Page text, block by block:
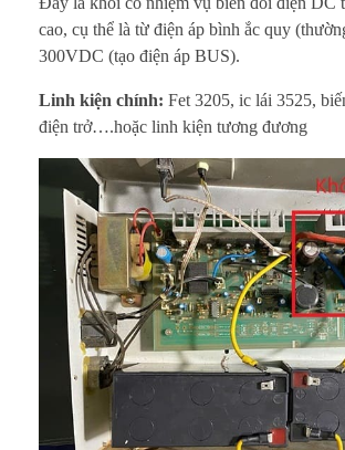
cao, cụ thể là từ điện áp bình ắc quy
300VDC (tạo điện áp BUS).
Linh kiện chính: Fet 3205, ic lái 3525,
điện trở….hoặc linh kiện tương đương